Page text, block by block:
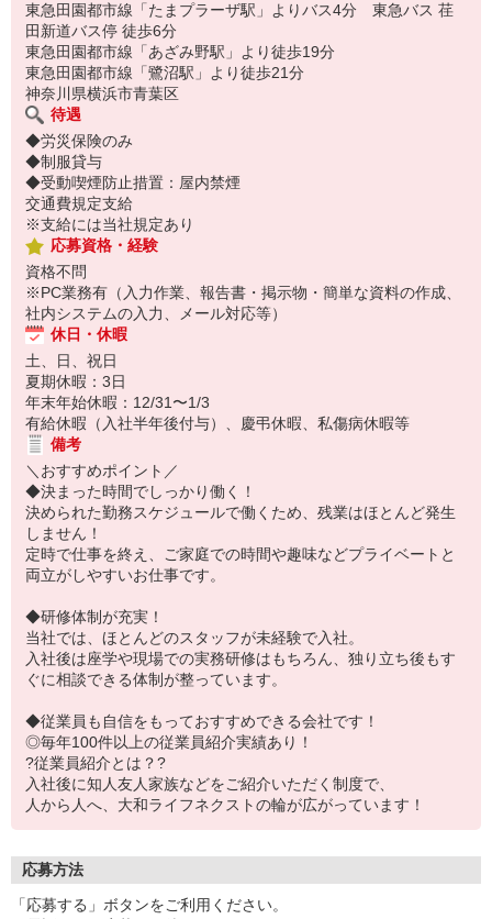
東急田園都市線「たまプラーザ駅」よりバス4分 東急バス 荏
田新道バス停 徒歩6分
東急田園都市線「あざみ野駅」より徒歩19分
東急田園都市線「鷺沼駅」より徒歩21分
神奈川県横浜市青葉区
待遇
◆労災保険のみ
◆制服貸与
◆受動喫煙防止措置：屋内禁煙
交通費規定支給
※支給には当社規定あり
応募資格・経験
資格不問
※PC業務有（入力作業、報告書・掲示物・簡単な資料の作成、
社内システムの入力、メール対応等）
休日・休暇
土、日、祝日
夏期休暇：3日
年末年始休暇：12/31〜1/3
有給休暇（入社半年後付与）、慶弔休暇、私傷病休暇等
備考
＼おすすめポイント／
◆決まった時間でしっかり働く！
決められた勤務スケジュールで働くため、残業はほとんど発生
しません！
定時で仕事を終え、ご家庭での時間や趣味などプライベートと
両立がしやすいお仕事です。
◆研修体制が充実！
当社では、ほとんどのスタッフが未経験で入社。
入社後は座学や現場での実務研修はもちろん、独り立ち後もす
ぐに相談できる体制が整っています。
◆従業員も自信をもっておすすめできる会社です！
◎毎年100件以上の従業員紹介実績あり！
?従業員紹介とは？?
入社後に知人友人家族などをご紹介いただく制度で、
人から人へ、大和ライフネクストの輪が広がっています！
応募方法
「応募する」ボタンをご利用ください。